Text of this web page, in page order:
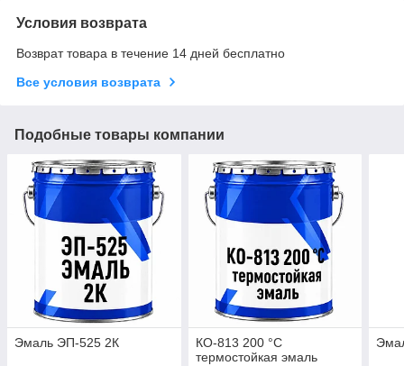
Условия возврата
Возврат товара в течение 14 дней бесплатно
Все условия возврата
Подобные товары компании
Эмаль ЭП-525 2К
КО-813 200 °C
термостойкая эмаль